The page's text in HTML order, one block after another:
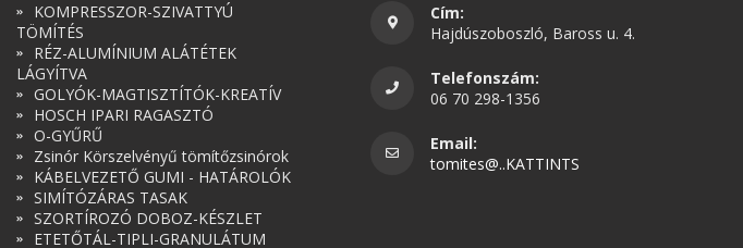
KOMPRESSZOR-SZIVATTYÚ
TÖMÍTÉS
RÉZ-ALUMÍNIUM ALÁTÉTEK
LÁGYÍTVA
GOLYÓK-MAGTISZTÍTÓK-KREATÍV
HOSCH IPARI RAGASZTÓ
O-GYŰRŰ
Zsinór Körszelvényű tömítőzsinórok
KÁBELVEZETŐ GUMI - HATÁROLÓK
SIMÍTÓZÁRAS TASAK
SZORTÍROZÓ DOBOZ-KÉSZLET
ETETŐTÁL-TIPLI-GRANULÁTUM
Cím:
Hajdúszoboszló, Baross u. 4.
Telefonszám:
06 70 298-1356
Email:
tomites@..KATTINTS